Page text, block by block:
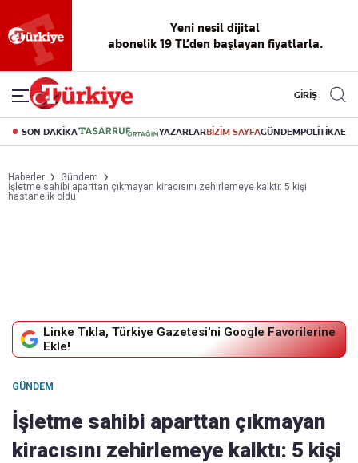
Yeni nesil dijital
abonelik 19 TL’den başlayan fiyatlarla.
GİRİŞ
SON DAKİKA YAZARLARBİZİM SAYFAGÜNDEMPOLİTİKA
Haberler
Gündem
İşletme sahibi aparttan çıkmayan kiracısını zehirlemeye kalktı: 5 kişi
hastanelik oldu
Linke Tıkla, Türkiye Gazetesi'ni Google Favorilerine
Ekle!
GÜNDEM
İşletme sahibi aparttan çıkmayan
kiracısını zehirlemeye kalktı: 5 kişi